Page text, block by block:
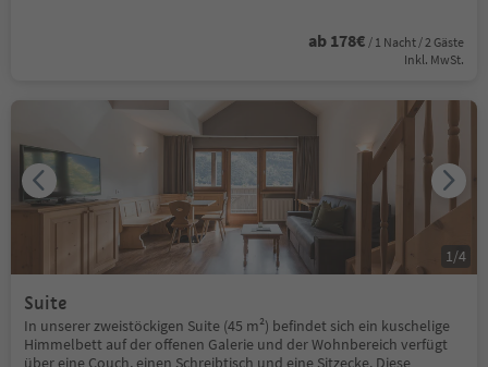
ab 178€ / 1 Nacht / 2 Gäste
Inkl. MwSt.
Suite
In unserer zweistöckigen Suite (45 m²) befindet sich ein kuschelige
Himmelbett auf der offenen Galerie und der Wohnbereich verfügt
über eine Couch, einen Schreibtisch und eine Sitzecke. Diese
1 /4